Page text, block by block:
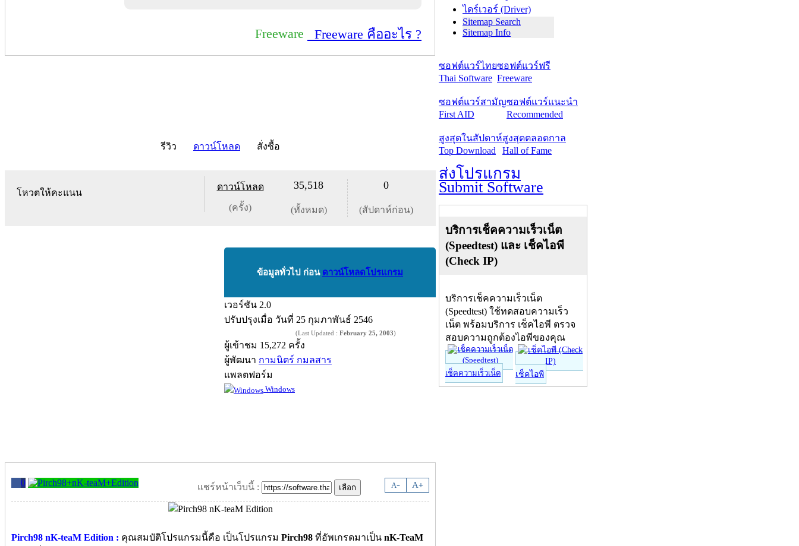
Freeware Freeware คืออะไร ?
รีวิว ดาวน์โหลด สั่งซื้อ
โหวตให้คะแนน
ดาวน์โหลด
(ครั้ง)
35,518
(ทั้งหมด)
0
(สัปดาห์ก่อน)
ข้อมูลทั่วไป ก่อน ดาวน์โหลดโปรแกรม
เวอร์ชัน 2.0
ปรับปรุงเมื่อ วันที่ 25 กุมภาพันธ์ 2546
(Last Updated : February 25, 2003)
ผู้เข้าชม 15,272 ครั้ง
ผู้พัฒนา กามนิตร์ กมลสาร
แพลตฟอร์ม
Windows
0 A- A+
แชร์หน้าเว็บนี้ :
Pirch98 nK-teaM Edition : คุณสมบัติโปรแกรมนี้คือ เป็นโปรแกรม Pirch98 ที่อัพเกรดมาเป็น nK-TeaM
ไดร์เวอร์ (Driver)
Sitemap Search
Sitemap Info
ซอฟต์แวร์ไทย
Thai Software
ซอฟต์แวร์ฟรี
Freeware
ซอฟต์แวร์สามัญ
First AID
ซอฟต์แวร์แนะนำ
Recommended
สูงสุดในสัปดาห์
Top Download
สูงสุดตลอดกาล
Hall of Fame
ส่งโปรแกรม
Submit Software
บริการเช็คความเร็วเน็ต
(Speedtest) และ เช็คไอพี
(Check IP)
บริการเช็คความเร็วเน็ต
(Speedtest) ใช้ทดสอบความเร็ว
เน็ต พร้อมบริการ เช็คไอพี ตรวจ
สอบความถูกต้องไอพีของคุณ
เช็คความเร็วเน็ต เช็คไอพี